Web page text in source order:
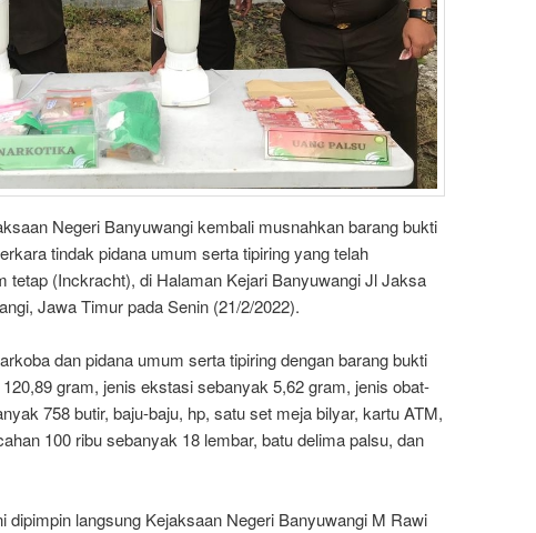
Negeri Banyuwangi kembali musnahkan barang bukti
tindak pidana umum serta tipiring yang telah
tetap (Inckracht), di Halaman Kejari Banyuwangi Jl Jaksa
Jawa Timur pada Senin (21/2/2022).
dan pidana umum serta tipiring dengan barang bukti
gram, jenis ekstasi sebanyak 5,62 gram, jenis obat-
758 butir, baju-baju, hp, satu set meja bilyar, kartu ATM,
100 ribu sebanyak 18 lembar, batu delima palsu, dan
dipimpin langsung Kejaksaan Negeri Banyuwangi M Rawi